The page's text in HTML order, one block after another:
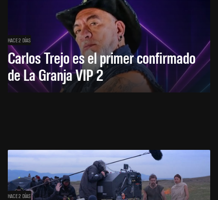
HACE 2 DÍAS
Carlos Trejo es el primer confirmado
de La Granja VIP 2
HACE 2 DÍAS